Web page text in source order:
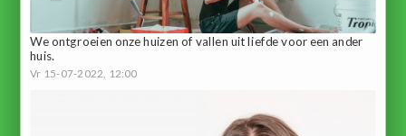
We ontgroeien onze huizen of vallen uit liefde voor een ander
huis.
Vr 15-07-2022, 12:00